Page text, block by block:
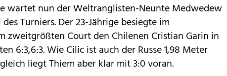
wartet nun der Weltranglisten-Neunte Medwedew
Turniers. Der 23-Jährige besiegte im
zweitgrößten Court den Chilenen Cristian Garin in
6:3,6:3. Wie Cilic ist auch der Russe 1,98 Meter
liegt Thiem aber klar mit 3:0 voran.